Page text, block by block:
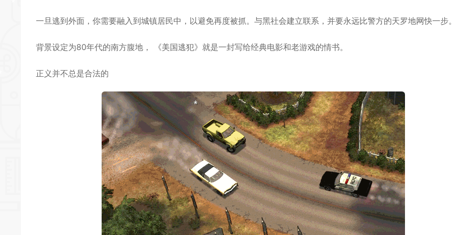
一旦逃到外面，你需要融入到城镇居民中，以避免再度被抓。与黑社会建立联系，并要永远比警方的天罗地网快一步。
背景设定为80年代的南方腹地， 《美国逃犯》就是一封写给经典电影和老游戏的情书。
正义并不总是合法的
*
*
*
*
*
*
*
*